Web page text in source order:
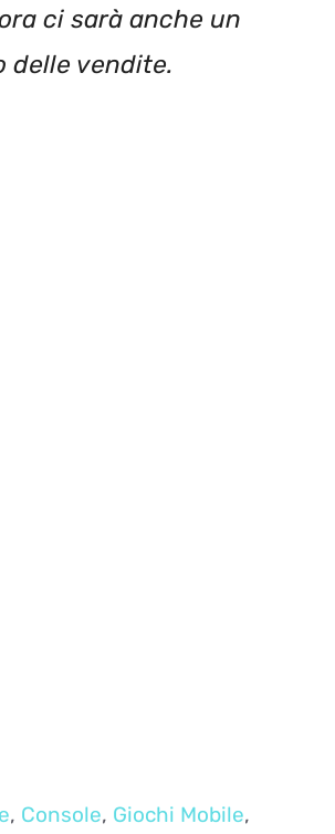
ci sarà anche un
delle vendite.
, Console, Giochi Mobile,